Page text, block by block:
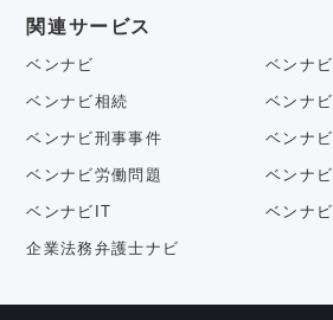
関連サービス
ベンナビ ベンナ
ベンナビ相続 ベンナ
ベンナビ刑事事件 ベンナ
ベンナビ労働問題 ベンナ
ベンナビIT ベンナ
企業法務弁護士ナビ